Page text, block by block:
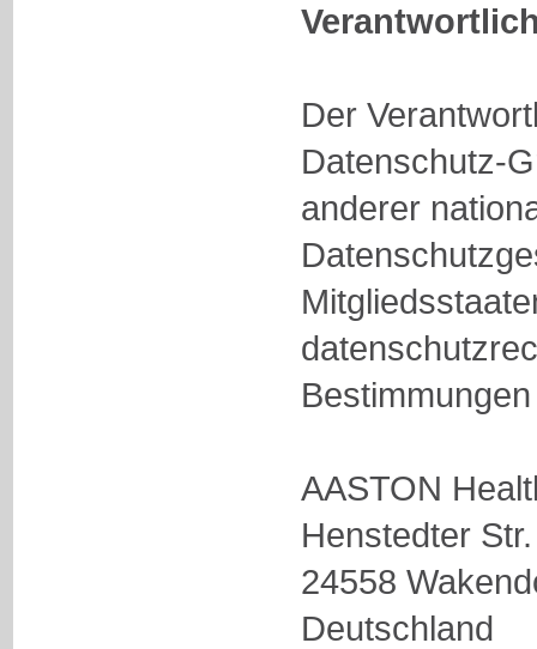
Der
Datenschutz-
anderer
AASTON
Henstedter
24558
Deutschland